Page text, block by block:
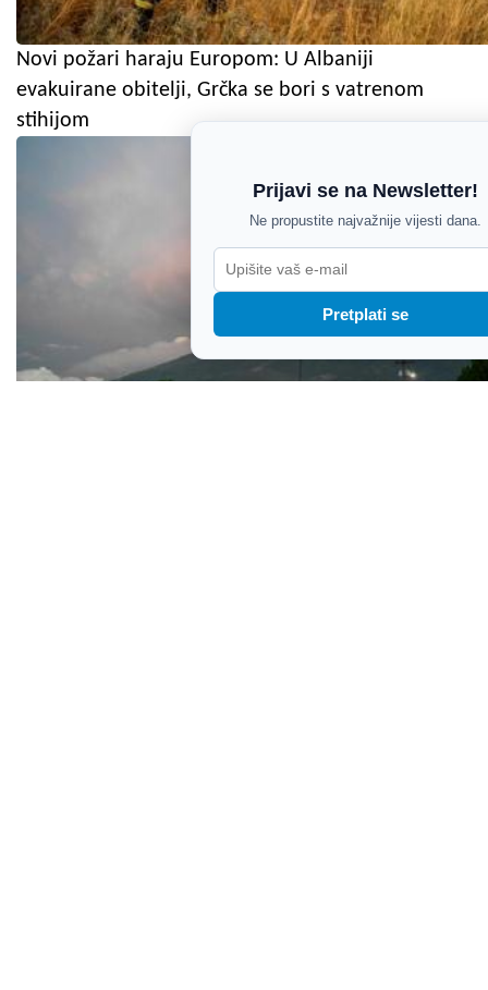
Novi požari haraju Europom: U Albaniji
evakuirane obitelji, Grčka se bori s vatrenom
stihijom
Prijavi se na Newsletter!
Ne propustite najvažnije vijesti dana.
Pretplati se